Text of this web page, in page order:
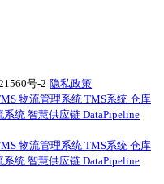
号-2 隐私政策
物流管理系统 TMS系统 仓库
系统 智慧供应链 DataPipeline
物流管理系统 TMS系统 仓库
系统 智慧供应链 DataPipeline